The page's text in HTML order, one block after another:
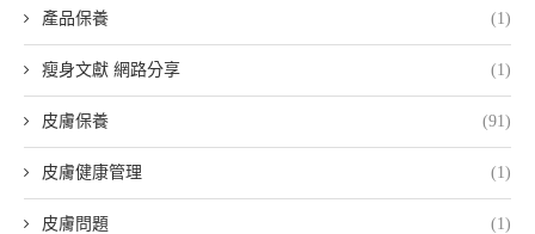
產品保養 (1)
瘦身文獻 網路分享 (1)
皮膚保養 (91)
皮膚健康管理 (1)
皮膚問題 (1)